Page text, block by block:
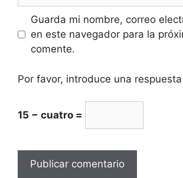
Guarda mi nombre, correo
en este navegador para la
comente.
Por favor, introduce una
15 − cuatro =